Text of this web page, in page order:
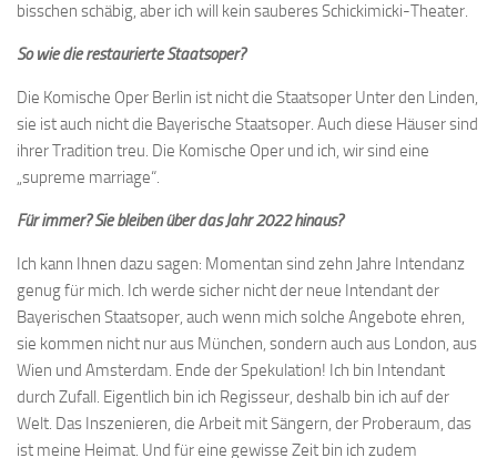
bisschen schäbig, aber ich will kein sauberes Schickimicki-Theater.
So wie die restaurierte Staatsoper?
Die Komische Oper Berlin ist nicht die Staatsoper Unter den Linden,
sie ist auch nicht die Bayerische Staatsoper. Auch diese Häuser sind
ihrer Tradition treu. Die Komische Oper und ich, wir sind eine
„supreme marriage“.
Für immer? Sie bleiben über das Jahr 2022 hinaus?
Ich kann Ihnen dazu sagen: Momentan sind zehn Jahre Intendanz
genug für mich. Ich werde sicher nicht der neue Intendant der
Bayerischen Staatsoper, auch wenn mich solche Angebote ehren,
sie kommen nicht nur aus München, sondern auch aus London, aus
Wien und Amsterdam. Ende der Spekulation! Ich bin Intendant
durch Zufall. Eigentlich bin ich Regisseur, deshalb bin ich auf der
Welt. Das Inszenieren, die Arbeit mit Sängern, der Proberaum, das
ist meine Heimat. Und für eine gewisse Zeit bin ich zudem